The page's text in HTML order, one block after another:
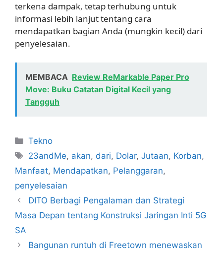
terkena dampak, tetap terhubung untuk
informasi lebih lanjut tentang cara
mendapatkan bagian Anda (mungkin kecil) dari
penyelesaian.
MEMBACA Review ReMarkable Paper Pro
Move: Buku Catatan Digital Kecil yang
Tangguh
Kategori
Tekno
Tag
23andMe, akan, dari, Dolar,Jutaan, Korban,
Manfaat, Mendapatkan, Pelanggaran,
penyelesaian
DITO Berbagi Pengalaman dan Strategi
Masa Depan tentang Konstruksi Jaringan Inti 5G
SA
Bangunan runtuh di Freetown menewaskan